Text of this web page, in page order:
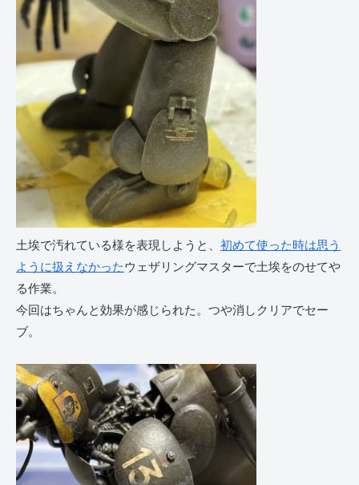
土埃で汚れている様を表現しようと、 初めて使った時は思う
ように扱えなかったウェザリングマスターで土埃をのせてや
る作業。
今回はちゃんと効果が感じられた。つや消しクリアでセー
ブ。